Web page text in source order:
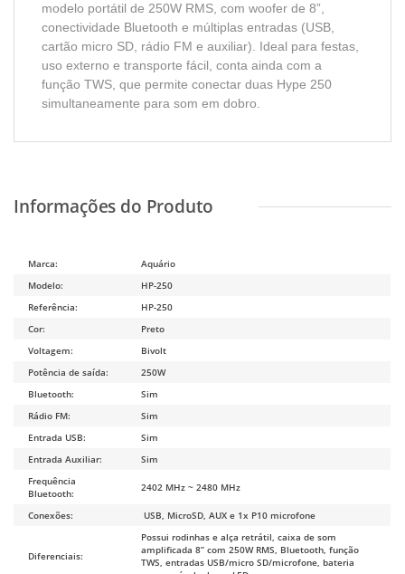
modelo portátil de 250W RMS, com woofer de 8”,
conectividade Bluetooth e múltiplas entradas (USB,
cartão micro SD, rádio FM e auxiliar). Ideal para festas,
uso externo e transporte fácil, conta ainda com a
função TWS, que permite conectar duas Hype 250
simultaneamente para som em dobro.
Marca:
Aquário
Modelo:
HP-250
Referência:
HP-250
Cor:
Preto
Voltagem:
Bivolt
Potência de saída:
250W
Bluetooth:
Sim
Rádio FM:
Sim
Entrada USB:
Sim
Entrada Auxiliar:
Sim
Frequência
Bluetooth:
2402 MHz ~ 2480 MHz
Conexões: USB, MicroSD, AUX e 1x P10 microfone
Diferenciais:
Possui rodinhas e alça retrátil, caixa de som
amplificada 8” com 250W RMS, Bluetooth, função
TWS, entradas USB/micro SD/microfone, bateria